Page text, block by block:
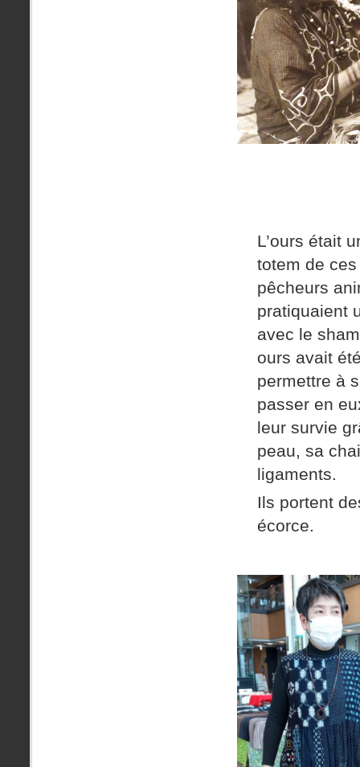
L’ours était
totem de
pêcheurs
pratiquaient
avec le
ours avait
permettre à
passer en
leur survie
peau, sa
ligaments.
Ils portent
écorce.